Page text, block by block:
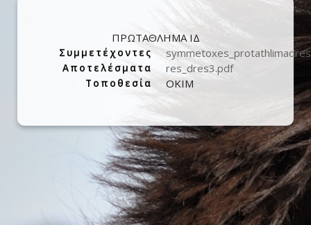
ΠΡΩΤΑΘΛΗΜΑ ΙΔ
Συμμετέχοντες
Αποτελέσματα res_dres3.pdf
Τοποθεσία ΟΚΙΜ